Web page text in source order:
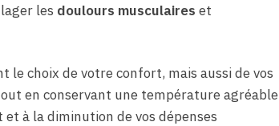
les doulours musculaires et
le choix de votre confort, mais aussi de vos
en conservant une température agréable
à la diminution de vos dépenses